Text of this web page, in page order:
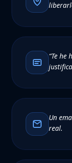
“Te he
Un
real.